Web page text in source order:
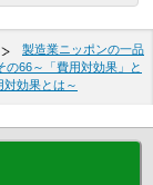
製造業ニッポンの一品
の66～「費用対効果」と
効果とは～